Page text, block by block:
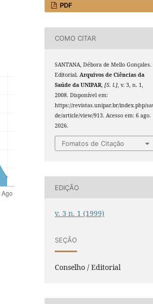
PDF
COMO CITAR
SANT'ANA, Débora de Mello Gonçales.
Editorial.Arquivos de Ciências da
Saúde da UNIPAR,[S. l.], v. 3, n. 1,
2008. Disponível em:
https://revistas.unipar.br/index.php/
de/article/view/913. Acesso em: 6 ago.
2026.
Fomatos de Citação
EDIÇÃO
v. 3 n. 1 (1999)
SEÇÃO
Conselho / Editorial